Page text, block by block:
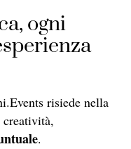
ogni
risiede nella
.